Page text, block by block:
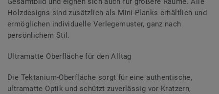
Holzdesigns sind zusätzlich als Mini-Planks erhältlich und
ermöglichen individuelle Verlegemuster, ganz nach
persönlichem Stil.
Ultramatte Oberfläche für den Alltag
Die Tektanium-Oberfläche sorgt für eine authentische,
ultramatte Optik und schützt zuverlässig vor Kratzern,